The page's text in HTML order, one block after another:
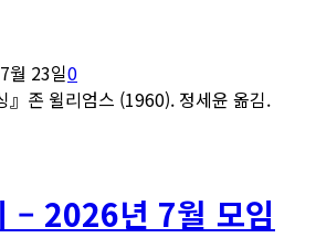
월 23일0
』존 윌리엄스 (1960). 정세윤 옮김.
– 2026년 7월 모임